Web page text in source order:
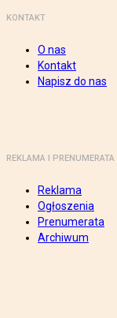
KONTAKT
O nas
Kontakt
Napisz do nas
REKLAMA I PRENUMERATA
Reklama
Ogłoszenia
Prenumerata
Archiwum